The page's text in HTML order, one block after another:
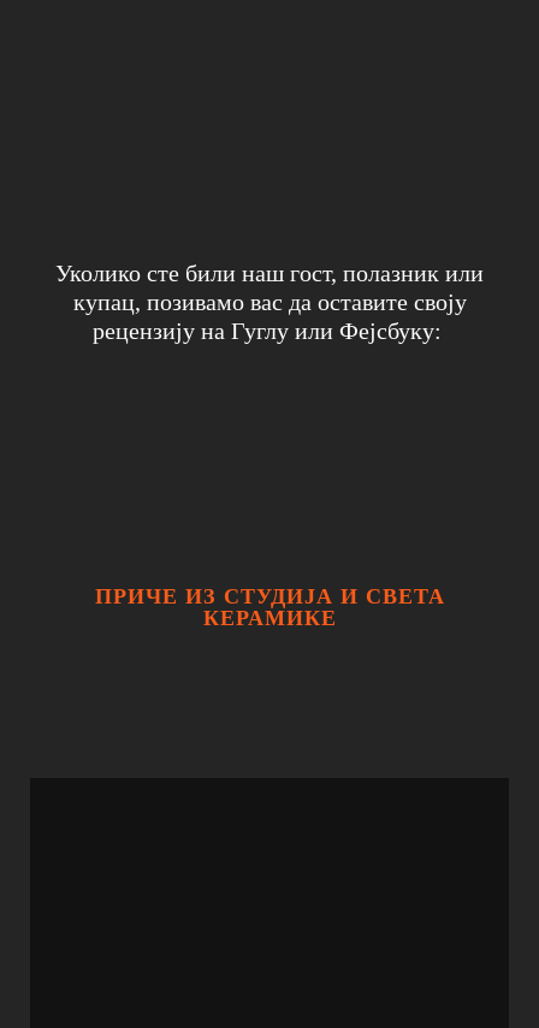
Уколико сте били наш гост, полазник или
купац, позивамо вас да оставите своју
рецензију на Гуглу или Фејсбуку:
ПРИЧЕ ИЗ СТУДИЈА И СВЕТА
КЕРАМИКЕ